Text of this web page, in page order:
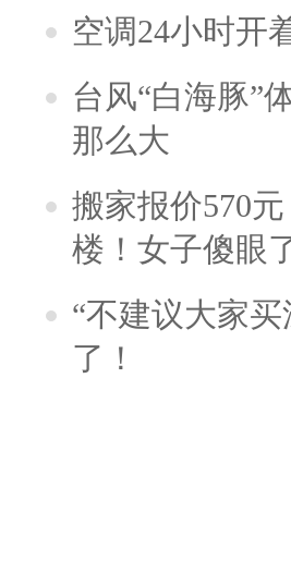
空调24小时开
台风“白海豚”
那么大
搬家报价570
楼！女子傻
“不建议大家
了！